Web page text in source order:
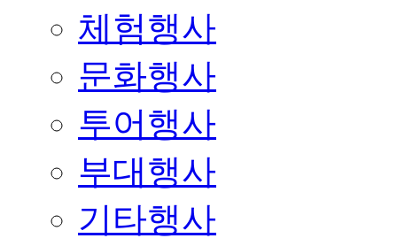
체험행사
문화행사
투어행사
부대행사
기타행사